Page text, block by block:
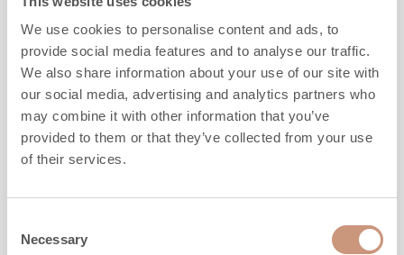
We use cookies to personalise content and ads, to
provide social media features and to analyse our traffic.
We also share information about your use of our site with
our social media, advertising and analytics partners who
may combine it with other information that you’ve
provided to them or that they’ve collected from your use
of their services.
Selection
Necessary
Laatan mitat
10x305x305 mm
Palakoko
48x48 mm